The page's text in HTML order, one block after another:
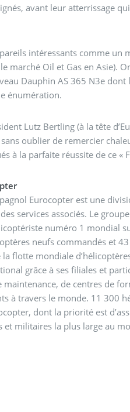
avant leur atterrissage
intéressants comme un
marché Oil et Gas en Asie).
N3e dont les premiers vols se sont
énumération.
Lutz Bertling (à la tête
oublier de remercier
à la parfaite réussite de ce «
Eurocopter est une
services associés. Le
numéro 1 mondial
neufs commandés et
flotte mondiale
grâce à ses filiales et
maintenance, de centres de
à travers le monde. 11 300
dont la priorité est
et militaires la plus large au